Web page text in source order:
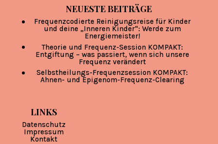
NEUESTE BEITRÄGE
Frequenzcodierte Reinigungsreise für Kinder
und deine „Inneren Kinder“: Werde zum
Energiemeister!
Theorie und Frequenz-Session KOMPAKT:
Entgiftung – was passiert, wenn sich unsere
Frequenz verändert
Selbstheilungs-Frequenzsession KOMPAKT:
Ahnen- und Epigenom-Frequenz-Clearing
LINKS
Datenschutz
Impressum
Kontakt